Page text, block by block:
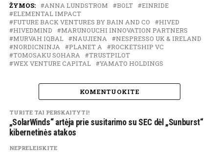
ŽYMOS: ANNA LUNDSTROM BOLT
EINRIDE
ELEMENTAL IMPACT
FUTURE BACK VENTURES BY BAIN AND CO
HIVED
HIVEDMIND
MARUNOUCHI INNOVATION PARTNERS
MURVAH IQBAL
NAUJIENA
NESPRESSO UK & IRELAND
NORDICNINJA
PLANET A
ROCKETSHIP VC
TOMOSAKU SOHARA
TRUSTPILOT
WEX VENTURE CAPITAL
YAMATO HOLDINGS
KOMENTUOKITE
TURITE TAI PERSKAITYTI!
„SolarWinds“ artėja prie susitarimo su SEC dėl „Sunburst“
kibernetinės atakos
NEPRELEISKITE